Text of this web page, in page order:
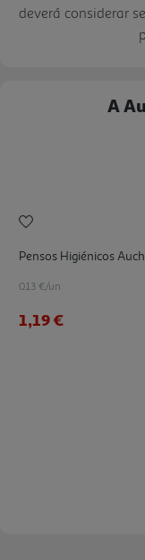
deverá considerar
A
Pensos Higiénicos
0.13 €/un
1,19 €